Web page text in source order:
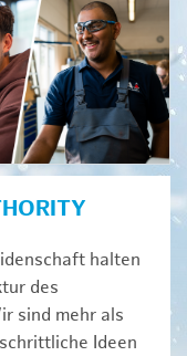
halten
des
sind mehr als
Ideen